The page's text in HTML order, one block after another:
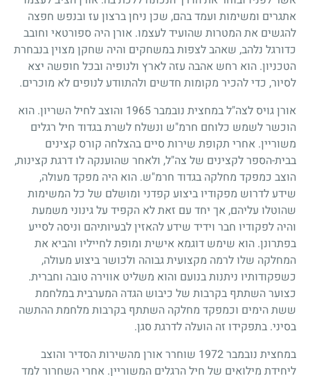
אתגרים ומשימות ועמד בהם, שכן ניחן ברצון עז ובנפש חפצה
להגשים את המטרות שהועיד לעצמו. אורן היה ספורטאי וחובב
כדורגל נלהב, שאהב לצפות במשחקים והיה שחקן מצוין בנבחרת
הטכניון. הוא רחש אהבה עזה לארץ ולנופיה ובכל חופשה יצא
לסיור, כדי להכיר מקומות חדשים ולהתוודע לנופים לא מוכרים.
אורן גויס לצה"ל במחצית נובמבר1965 והוצב לחיל השריון. הוא
הוכשר לשמש כלוחם חרמ"ש ונשלח לשרת בגדוד חיל רגלים
משוריין. אחרי תקופת שירות סיים בהצלחה קורס קצינים
בבית-הספר לקצינים של צה"ל, ולאחר שהוענקה לו דרגת קצינות,
הוצב כמפקד מחלקה בגדוד חרמ"ש. הוא היה מפקד מעולה,
שידע לדרוש מפקודיו ביצוע קפדני ומושלם של כל המשימות
שהוטלו עליהם, אך יחד עם זאת לא הקפיד על גינוני משמעת
והיה לפקודיו חבר וידיד שידע להאזין לבעיותיהם וניסה לסייע
בפתרונן. הוא שימש דוגמא אישית ומופת לחייליו והביא את
המחלקה שלו לרמה מקצועית גבוהה ולכושר ביצוע מעולה,
כשפקודותיו ניתנות בנועם והוא משליט אווירה טובה וחברית.
כצוער השתתף בקרבות של כיבוש הגדה המערבית במלחמת
ששת הימים וכמפקד מחלקה השתתף בקרבות מלחמת ההתשה
בסיני. בתפקידו זה הועלה לדרגת סגן.
במחצית נובמבר1972 שוחרר אורן מהשירות הסדיר והוצב
ליחידת מילואים של חיל הרגלים המשוריין. אחרי השחרור למד